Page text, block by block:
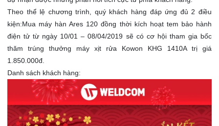
Theo thể lệ chương trình, quý khách hàng đáp ứng đủ 2 điều
kiện:Mua máy hàn Ares 120 đồng thời kích hoạt tem bảo hành
điện tử từ ngày 10/01 – 08/04/2019 sẽ có cơ hội tham gia bốc
thăm trúng thưởng máy xịt rửa Kowon KHG 1410A trị giá
1.850.000đ.
Danh sách khách hàng: